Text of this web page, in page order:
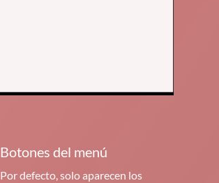
Botones del menú
Por defecto, solo aparecen los